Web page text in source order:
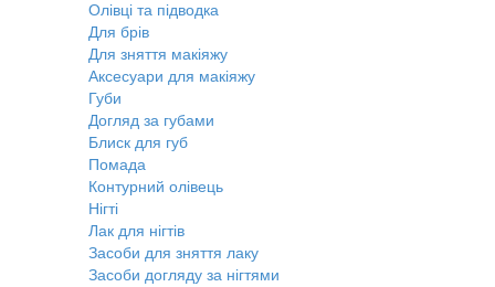
Олівці та підводка
Для брів
Для зняття макіяжу
Аксесуари для макіяжу
Губи
Догляд за губами
Блиск для губ
Помада
Контурний олівець
Нігті
Лак для нігтів
Засоби для зняття лаку
Засоби догляду за нігтями